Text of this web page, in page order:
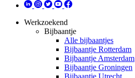
Werkzoekend
Bijbaantje
Alle bijbaantjes
Bijbaantje Rotterdam
Bijbaantje Amsterdam
Bijbaantje Groningen
Bijbaantje Utrecht